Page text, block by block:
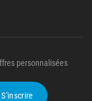
personnalisées
S'inscrire